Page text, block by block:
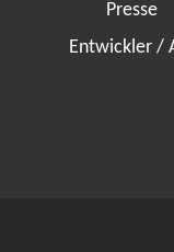
Presse
Entwickler /